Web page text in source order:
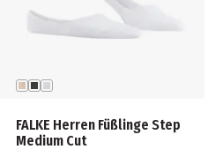
FALKE Herren Füßlinge Step
Medium Cut